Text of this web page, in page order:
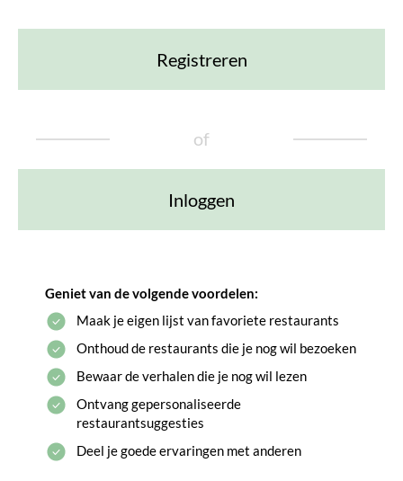
Registreren
of
Inloggen
Geniet van de volgende voordelen:
Maak je eigen lijst van favoriete restaurants
Onthoud de restaurants die je nog wil bezoeken
Bewaar de verhalen die je nog wil lezen
Ontvang gepersonaliseerde
restaurantsuggesties
Deel je goede ervaringen met anderen